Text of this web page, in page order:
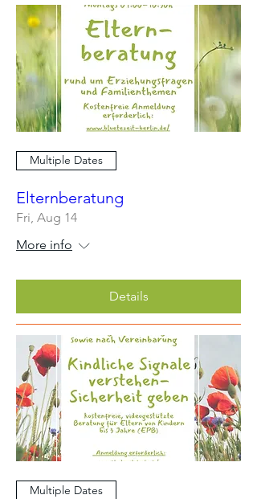
Multiple Dates
Elternberatung
Fri, Aug 14
More info
Details
Multiple Dates